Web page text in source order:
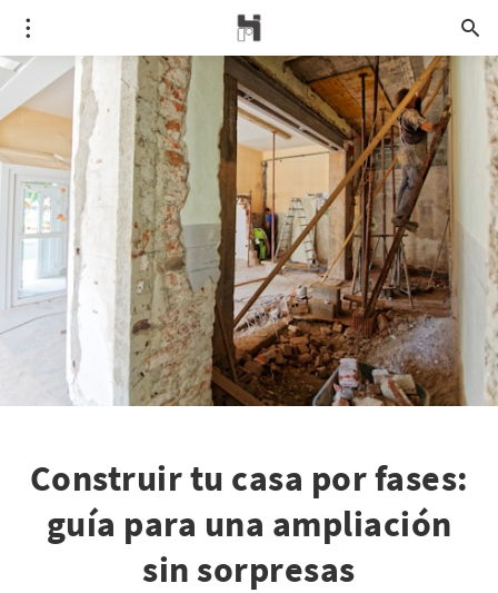
Construir tu casa por fases:
guía para una ampliación
sin sorpresas